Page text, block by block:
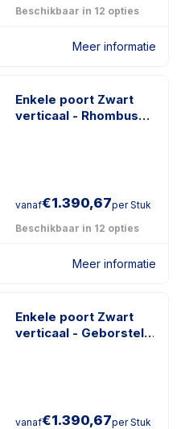
Beschikbaar in 12 opties
Meer informatie
Enkele poort Zwart
verticaal - Rhombus
vanaf€1.390,67per Stuk
Beschikbaar in 12 opties
Meer informatie
Enkele poort Zwart
verticaal - Geborsteld
vanaf€1.390,67per Stuk